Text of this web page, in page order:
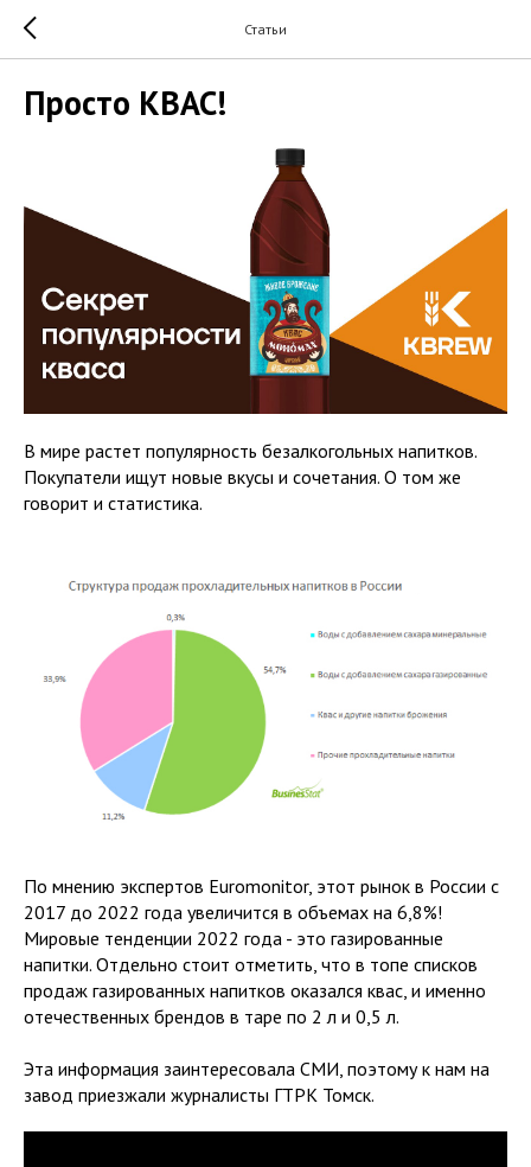
Статьи
Просто КВАС!
В мире растет популярность безалкогольных напитков.
Покупатели ищут новые вкусы и сочетания. О том же
говорит и статистика.
По мнению экспертов Euromonitor, этот рынок в России с
2017 до 2022 года увеличится в объемах на 6,8%!
Мировые тенденции 2022 года - это газированные
напитки. Отдельно стоит отметить, что в топе списков
продаж газированных напитков оказался квас, и именно
отечественных брендов в таре по 2 л и 0,5 л.
Эта информация заинтересовала СМИ, поэтому к нам на
завод приезжали журналисты ГТРК Томск.